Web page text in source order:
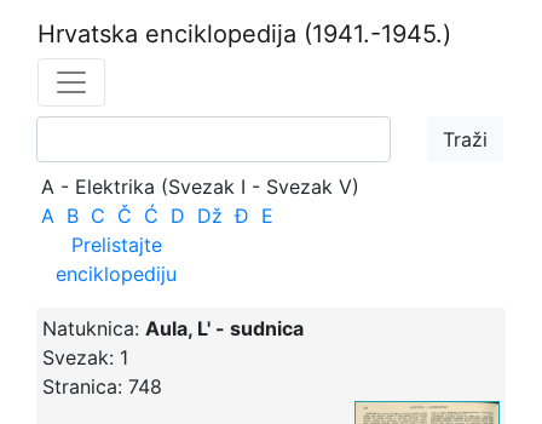
Hrvatska enciklopedija (1941.-1945.)
A - Elektrika (Svezak I - Svezak V)
A B C Č Ć D Dž Đ E
Prelistajte
enciklopediju
Natuknica: Aula, L' - sudnica
Svezak: 1
Stranica: 748